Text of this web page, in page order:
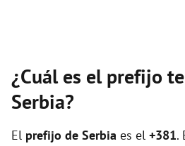
¿Cuál es el prefijo
Serbia?
El prefijo de Serbia es el +381.